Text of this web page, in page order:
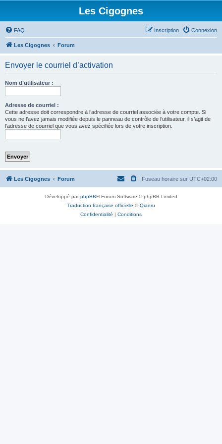
Les Cigognes
FAQ Connexion
Inscription
Les Cigognes Forum
Envoyer le courriel d’activation
Nom d’utilisateur :
Adresse de courriel :
Cette adresse doit correspondre à l’adresse de courriel associée à votre compte. Si
vous ne l’avez jamais modifiée depuis le panneau de contrôle de l’utilisateur, il s’agit de
l’adresse de courriel que vous avez spécifiée lors de votre inscription.
Les Cigognes Forum Fuseau horaire sur UTC+02:00
Développé parphpBB® Forum Software © phpBB Limited
Traduction française officielle ©Qiaeru
Confidentialité | Conditions